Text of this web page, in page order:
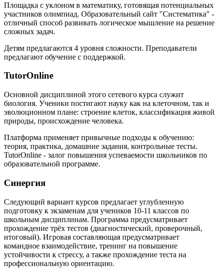
Площадка с уклоном в математику, готовящая потенциальных
участников олимпиад. Образовательный сайт "Систематика" -
отличный способ развивать логическое мышление на решение
сложных задач.
Детям предлагаются 4 уровня сложности. Преподаватели
предлагают обучение с поддержкой.
TutorOnline
Основной дисциплиной этого сетевого курса служит
биология. Ученики постигают науку как на клеточном, так и
эволюционном плане: строение клеток, классификация живой
природы, происхождение человека.
Платформа применяет привычные подходы к обучению:
теория, практика, домашние задания, контрольные тесты.
TutorOnline - залог повышения успеваемости школьников по
образовательной программе.
Синергия
Следующий вариант курсов предлагает углубленную
подготовку к экзаменам для учеников 10-11 классов по
школьным дисциплинам. Программа предусматривает
прохождение трёх тестов (диагностический, проверочный,
итоговый). Игровая составляющая предусматривает
командное взаимодействие, тренинг на повышение
устойчивости к стрессу, а также прохождение теста на
профессиональную ориентацию.